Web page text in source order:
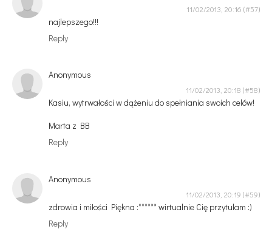
11/02/2013, 20:16
najlepszego!!!
Reply
Anonymous
11/02/2013, 20:18
Kasiu, wytrwałości w dążeniu do spełniania swoich celów!
Marta z BB
Reply
Anonymous
11/02/2013, 20:19
zdrowia i miłości Piękna :****** wirtualnie Cię przytulam :)
Reply